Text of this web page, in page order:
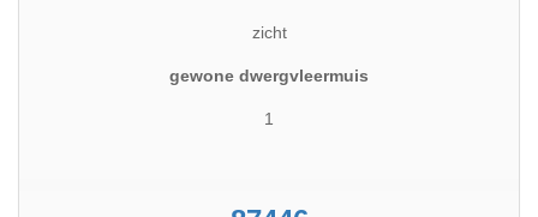
zicht
gewone dwergvleermuis
1